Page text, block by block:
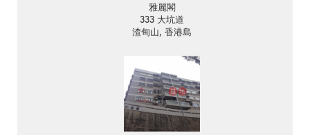
雅麗閣
333 大坑道
渣甸山, 香港島